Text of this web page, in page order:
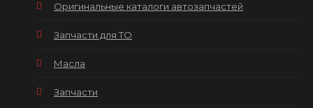
Оригинальные каталоги автозапчастей
Запчасти для ТО
Масла
Запчасти